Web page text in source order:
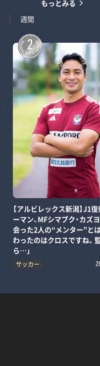
週間
もっとみる
2
【アルビレックス新潟】J1
ーマン、MFシマブク・カズ
会った2人の“メンター”とは
わったのはクロスですね。
ら…」
サッカー